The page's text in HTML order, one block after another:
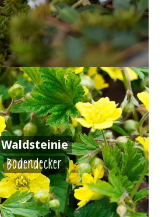
Waldsteinie
Bodendecker